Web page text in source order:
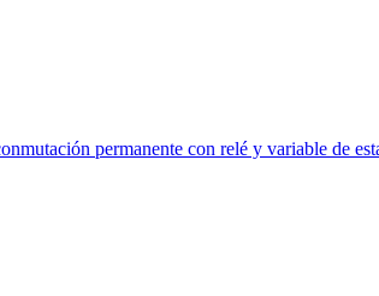
permanente con relé y variable de